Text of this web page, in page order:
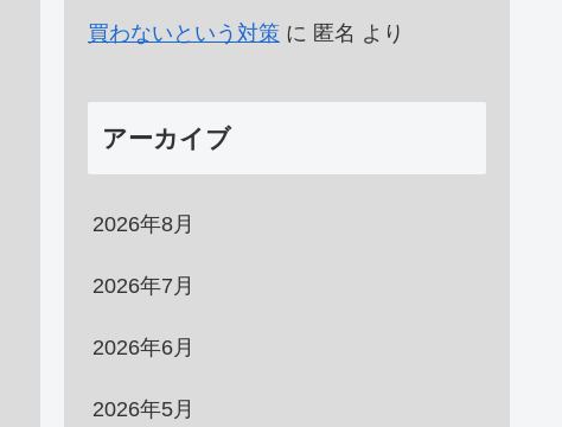
買わないという対策 に 匿名 より
アーカイブ
2026年8月
2026年7月
2026年6月
2026年5月